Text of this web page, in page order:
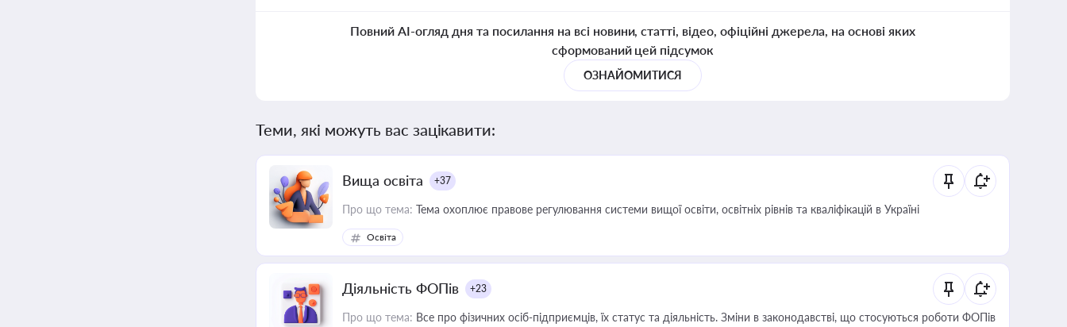
Повний AI-огляд дня та посилання на всі новини, статті, відео, офіційні джерела, на основі яких
сформований цей підсумок
ОЗНАЙОМИТИСЯ
Теми, які можуть вас зацікавити:
Вища освіта +37
Про що тема: Тема охоплює правове регулювання системи вищої освіти, освітніх рівнів та кваліфікацій в Україні
Освіта
Діяльність ФОПів +23
Про що тема: Все про фізичних осіб-підприємців, їх статус та діяльність. Зміни в законодавстві, що стосуються роботи ФОПів